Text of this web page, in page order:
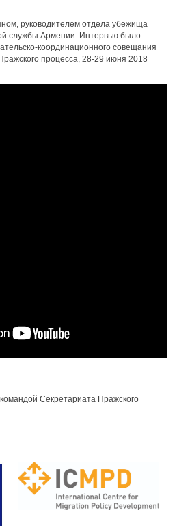
руководителем отдела убежища
службы Армении. Интервью было
координационного совещания
процесса, 28-29 июня 2018
Секретариата Пражского